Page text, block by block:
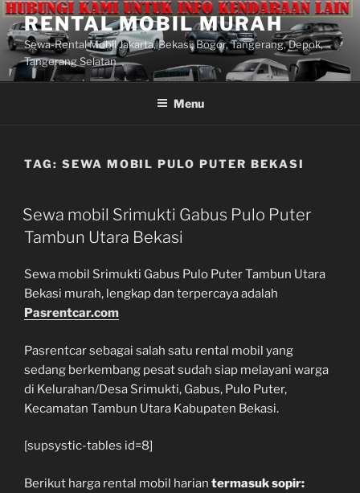
Lompat
ke
konten
RENTAL MOBIL MURAH
Sewa-Rental Mobil Jakarta, Bekasi, Bogor, Tangerang, Depok,
Tangerang Selatan
Menu
TAG: SEWA MOBIL PULO PUTER BEKASI
Sewa mobil Srimukti Gabus Pulo Puter
Tambun Utara Bekasi
Sewa mobil Srimukti Gabus Pulo Puter Tambun Utara
Bekasi murah, lengkap dan terpercaya adalah
Pasrentcar.com
Pasrentcar sebagai salah satu rental mobil yang
sedang berkembang pesat sudah siap melayani warga
di Kelurahan/Desa Srimukti, Gabus, Pulo Puter,
Kecamatan Tambun Utara Kabupaten Bekasi.
[supsystic-tables id=8]
Berikut harga rental mobil harian termasuk sopir: